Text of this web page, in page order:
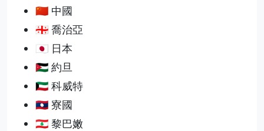
🇨🇳 中國
🇬🇪 喬治亞
🇯🇵 日本
🇯🇴 約旦
🇰🇼 科威特
🇱🇦 寮國
🇱🇧 黎巴嫩